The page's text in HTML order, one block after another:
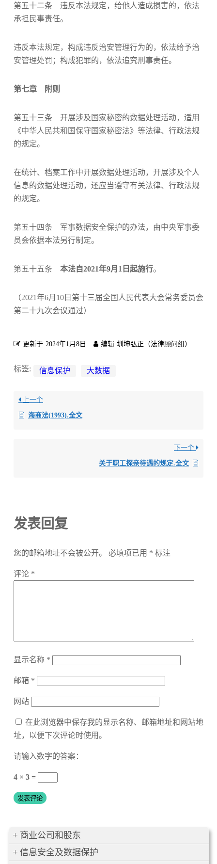
第五十二条 违反本法规定，给他人造成损害的，依法
承担民事责任。
违反本法规定，构成违反治安管理行为的，依法给予治
安管理处罚；构成犯罪的，依法追究刑事责任。
第七章 附则
第五十三条 开展涉及国家秘密的数据处理活动，适用
《中华人民共和国保守国家秘密法》等法律、行政法规
的规定。
在统计、档案工作中开展数据处理活动，开展涉及个人
信息的数据处理活动，还应当遵守有关法律、行政法规
的规定。
第五十四条 军事数据安全保护的办法，由中央军事委
员会依据本法另行制定。
第五十五条 本法自2021年9月1日起施行。
（2021年6月10日第十三届全国人民代表大会常务委员会
第二十九次会议通过）
更新于 2024年1月8日 编辑 圳坤弘正（法律顾问组）
标签: 信息保护 大数据
上一个
海商法(1993).全文
下一个
关于职工探亲待遇的规定.全文
发表回复
您的邮箱地址不会被公开。 必填项已用 * 标注
评论 *
显示名称 *
邮箱 *
网站
在此浏览器中保存我的显示名称、邮箱地址和网站地
址，以便下次评论时使用。
请输入数字的答案：
4 × 3 =
商业公司和股东
信息安全及数据保护